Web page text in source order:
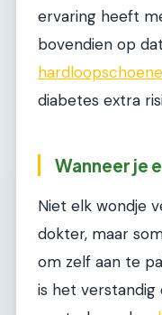
ervaring heeft
bovendien op
diabetes extra
Wanneer je
Niet elk wondje
dokter, maar
om zelf aan te
is het verstandig